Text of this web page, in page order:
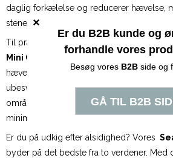
daglig forkælelse og reducerer hævelse,
stenens beroligende energi arbejde med
Til præcisionsarbejde og arbejde med
Mini Gua Sha i stål
, der med sin
hævelser, især omkring øjnene. Det
ubesværet hen over huden og gør det
områder – et must-have til dig, der
minimal indsats.
Er du på udkig efter alsidighed? Vores
byder på det bedste fra to verdener. Med